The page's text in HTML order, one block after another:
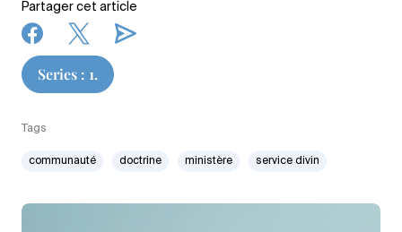
Partager cet article
Series : 1.
Tags
communauté doctrine ministère service divin